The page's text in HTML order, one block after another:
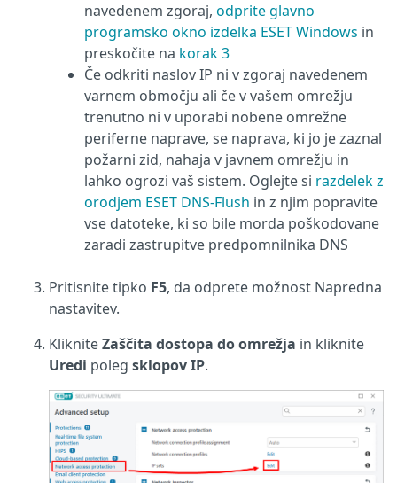
navedenem zgoraj, odprite glavno
programsko okno izdelka ESET Windows in
preskočite na korak 3
Če odkriti naslov IP ni v zgoraj navedenem
varnem območju ali če v vašem omrežju
trenutno ni v uporabi nobene omrežne
periferne naprave, se naprava, ki jo je zaznal
požarni zid, nahaja v javnem omrežju in
lahko ogrozi vaš sistem. Oglejte si razdelek z
orodjem ESET DNS-Flush in z njim popravite
vse datoteke, ki so bile morda poškodovane
zaradi zastrupitve predpomnilnika DNS
Pritisnite tipko F5, da odprete možnost Napredna
nastavitev.
KlikniteZaščita dostopa do omrežja in kliknite
Uredi poleg sklopov IP.